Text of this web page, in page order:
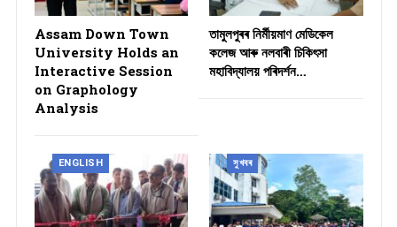
Assam Down Town
University Holds an
Interactive Session
on Graphology
Analysis
তামুলপুৰৰ নিৰ্মীয়মাণ মেডিকেল
কলেজ আৰু নলবাৰী চিকিৎসা
মহাবিদ্যালয় পৰিদৰ্শন…
ENGLISH সুখবৰ